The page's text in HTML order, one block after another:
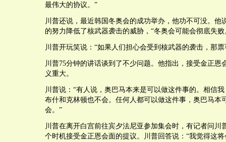
最伟大的协议。”
川普还说，最近韩国冬奥会的成功举办，他功不可没。他
的努力降低了核武器袭击的威胁，“冬奥会可能会彻底失败
川普开玩笑说：“如果人们担心会受到核武器的袭击，那
川普75分钟的讲话谈到了不少问题。他指出，接受金正恩
义重大。
川普说：“有人说，奥巴马本来是可以做这件事的。相信
布什和克林顿也不会。任何人都可以做这件事，奥巴马本
会。”
川普在离开白宫前往宾夕法尼亚参加集会时，有记者问川
个时机接受金正恩会面的提议。川普回答说：“我觉得这